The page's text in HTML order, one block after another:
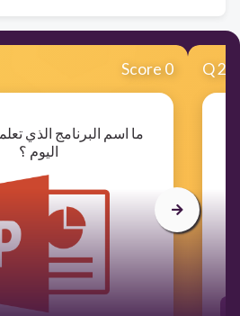
Score 0
ما اسم البرنامج الذي
اليوم ؟
Q2